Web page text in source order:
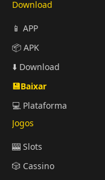
Download
📱 APP
📦 APK
⬇️ Download
💾Baixar
💻 Plataforma
Jogos
🎰 Slots
🎲 Cassino